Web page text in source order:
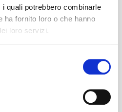
quali potrebbero combinarle
ha fornito loro o che hanno
loro servizi.